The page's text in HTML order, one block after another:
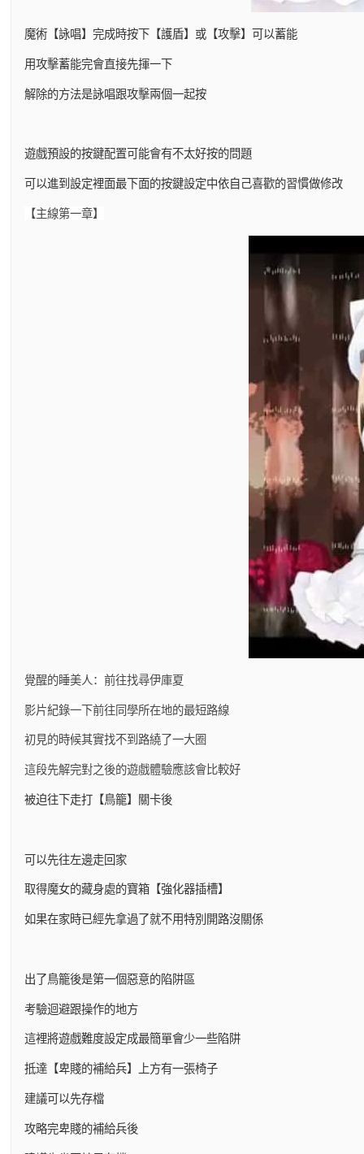
魔術【詠唱】完成時按下【護盾】或【攻擊】可以蓄能
用攻擊蓄能完會直接先揮一下
解除的方法是詠唱跟攻擊兩個一起按
遊戲預設的按鍵配置可能會有不太好按的問題
可以進到設定裡面最下面的按鍵設定中依自己喜歡的習慣做修改
【主線第一章】
覺醒的睡美人：前往找尋伊庫夏
影片紀錄一下前往同學所在地的最短路線
初見的時候其實找不到路繞了一大圈
這段先解完對之後的遊戲體驗應該會比較好
被迫往下走打【鳥籠】關卡後
可以先往左邊走回家
取得魔女的藏身處的寶箱【強化器插槽】
如果在家時已經先拿過了就不用特別開路沒關係
出了鳥籠後是第一個惡意的陷阱區
考驗迴避跟操作的地方
這裡將遊戲難度設定成最簡單會少一些陷阱
抵達【卑賤的補給兵】上方有一張椅子
建議可以先存檔
攻略完卑賤的補給兵後